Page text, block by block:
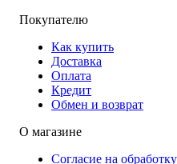
Покупателю
Как купить
Доставка
Оплата
Кредит
Обмен и возврат
О магазине
Согласие на